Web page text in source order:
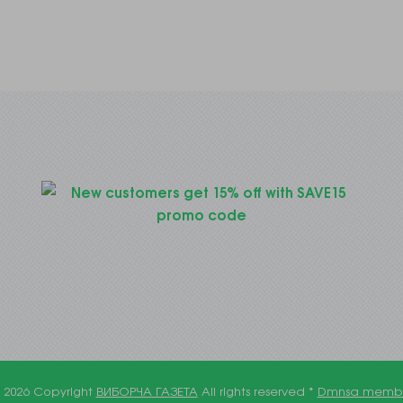
Copyright ВИБОРЧА ГАЗЕТАAll rights reserved * Dmnsa